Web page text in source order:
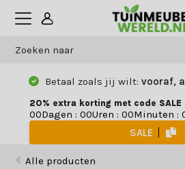
Betaal zoals jij wilt:vooraf,
20% extra korting met code SALE
00Dagen : 00Uren : 00Minuten :
SALE
Alle producten